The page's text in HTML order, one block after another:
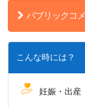
パブリックコ
こんな時には？
妊娠・出産